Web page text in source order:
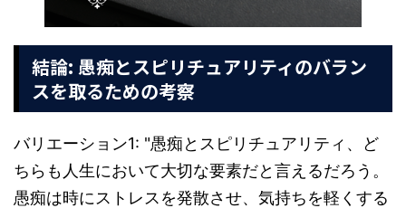
結論: 愚痴とスピリチュアリティのバラン
スを取るための考察
バリエーション1: "愚痴とスピリチュアリティ、ど
ちらも人生において大切な要素だと言えるだろう。
愚痴は時にストレスを発散させ、気持ちを軽くする